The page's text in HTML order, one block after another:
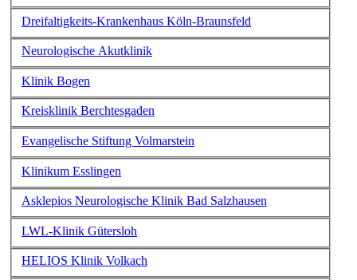
Dreifaltigkeits-Krankenhaus Köln-Braunsfeld
Neurologische Akutklinik
Klinik Bogen
Kreisklinik Berchtesgaden
Evangelische Stiftung Volmarstein
Klinikum Esslingen
Asklepios Neurologische Klinik Bad Salzhausen
LWL-Klinik Gütersloh
HELIOS Klinik Volkach